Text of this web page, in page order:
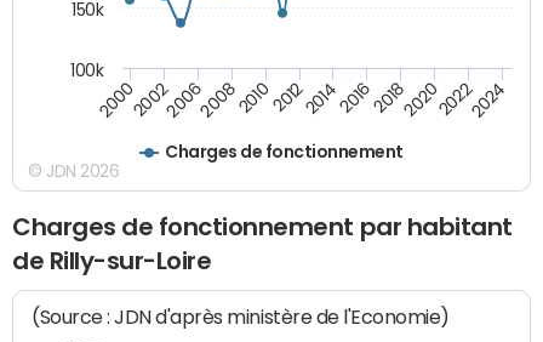
Charges de fonctionnement
200020022006200820102012201420162018202020222024
100k
150k
© JDN 2026
Charges de fonctionnement par habitant
de Rilly-sur-Loire
(Source : JDN d'après ministère de l'Economie)